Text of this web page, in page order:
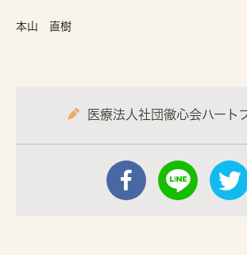
本山 直樹
医療法人社団徹心会ハート